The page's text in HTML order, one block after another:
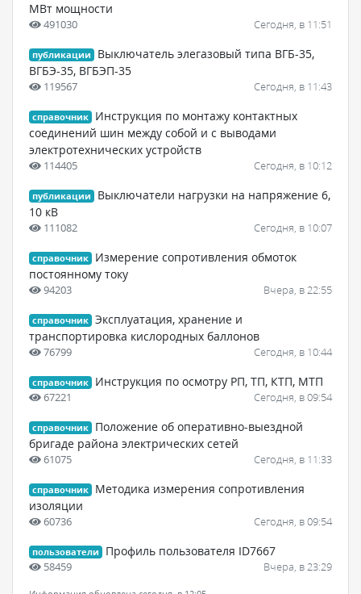
МВт мощности
491030 Сегодня, в 11:51
публикации
Выключатель элегазовый типа ВГБ-35,
ВГБЭ-35, ВГБЭП-35
119567 Сегодня, в 11:43
справочник
Инструкция по монтажу контактных
соединений шин между собой и с выводами
электротехнических устройств
114405 Сегодня, в 10:12
публикации
Выключатели нагрузки на напряжение 6,
10 кВ
111082 Сегодня, в 10:07
справочник
Измерение сопротивления обмоток
постоянному току
94203 Вчера, в 22:55
справочник Эксплуатация, хранение и
транспортировка кислородных баллонов
76799 Сегодня, в 10:44
справочник Инструкция по осмотру РП, ТП, КТП, МТП
67221 Сегодня, в 09:54
справочник
Положение об оперативно-выездной
бригаде района электрических сетей
61075 Сегодня, в 11:33
справочник
Методика измерения сопротивления
изоляции
60736 Сегодня, в 09:54
пользователи Профиль пользователя ID7667
58459 Вчера, в 23:29